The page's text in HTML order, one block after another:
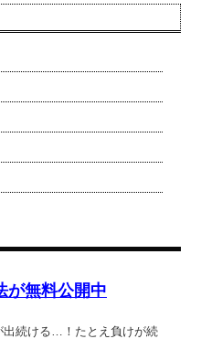
が無料公開中
出続ける…！たとえ負けが続